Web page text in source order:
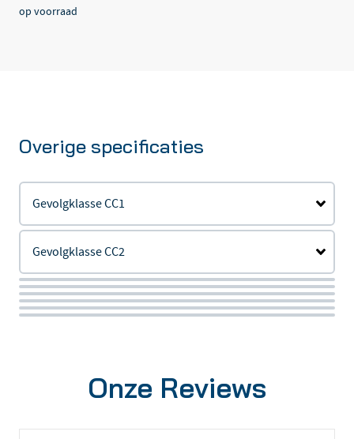
op voorraad
Overige specificaties
Gevolgklasse CC1
Gevolgklasse CC2
Onze Reviews